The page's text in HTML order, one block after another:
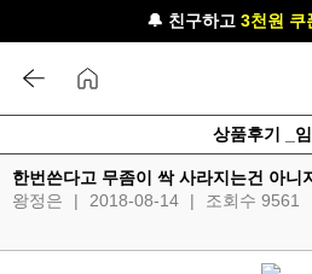
🔔 친구하고 3천원 쿠
상품후기 _임
한번쓴다고 무좀이 싹 사라지는건 아니
왕정은
| 2018-08-14 | 조회수 9561